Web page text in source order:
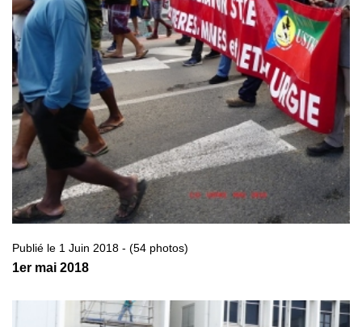
Publié le 1 Juin 2018 - (54 photos)
1er mai 2018